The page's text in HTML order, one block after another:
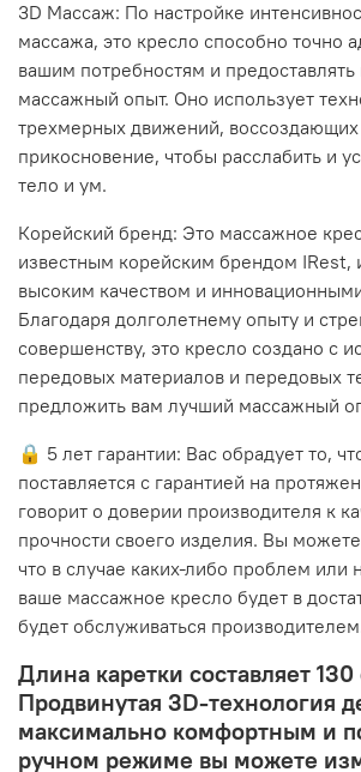
3D Массаж: По настройке
массажа, это кресло способно точно
вашим потребностям и
массажный опыт. Оно использует
трехмерных движений, воссоздающих
прикосновение, чтобы расслабить и
тело и ум.
Корейский бренд: Это массажное
известным корейским брендом IRest,
высоким качеством и
Благодаря долголетнему опыту и
совершенству, это кресло создано с
передовых материалов и передовых
предложить вам лучший массажный
🔒 5 лет гарантии: Вас обрадует то,
поставляется с гарантией на
говорит о доверии производителя к
прочности своего изделия. Вы
что в случае каких-либо проблем или
ваше массажное кресло будет в
будет обслуживаться
Длина каретки составляет 130
Продвинутая 3D-технология
максимально комфортным и
ручном режиме вы можете